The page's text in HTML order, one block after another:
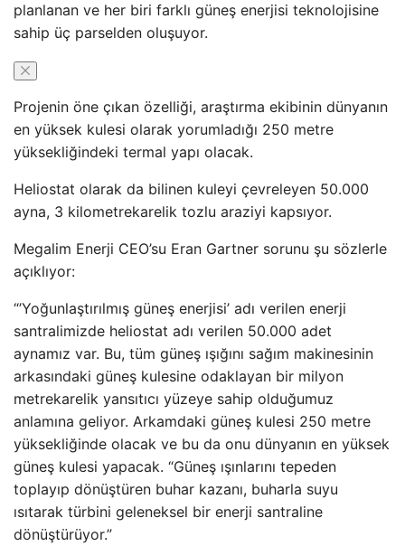
planlanan ve her biri farklı güneş enerjisi teknolojisine
sahip üç parselden oluşuyor.
Projenin öne çıkan özelliği, araştırma ekibinin dünyanın
en yüksek kulesi olarak yorumladığı 250 metre
yüksekliğindeki termal yapı olacak.
Heliostat olarak da bilinen kuleyi çevreleyen 50.000
ayna, 3 kilometrekarelik tozlu araziyi kapsıyor.
Megalim Enerji CEO’su Eran Gartner sorunu şu sözlerle
açıklıyor:
“’Yoğunlaştırılmış güneş enerjisi’ adı verilen enerji
santralimizde heliostat adı verilen 50.000 adet
aynamız var. Bu, tüm güneş ışığını sağım makinesinin
arkasındaki güneş kulesine odaklayan bir milyon
metrekarelik yansıtıcı yüzeye sahip olduğumuz
anlamına geliyor. Arkamdaki güneş kulesi 250 metre
yüksekliğinde olacak ve bu da onu dünyanın en yüksek
güneş kulesi yapacak. “Güneş ışınlarını tepeden
toplayıp dönüştüren buhar kazanı, buharla suyu
ısıtarak türbini geleneksel bir enerji santraline
dönüştürüyor.”